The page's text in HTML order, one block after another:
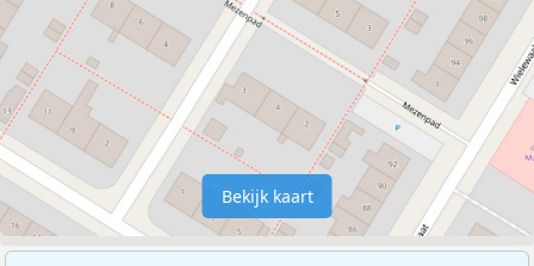
Bekijk kaart